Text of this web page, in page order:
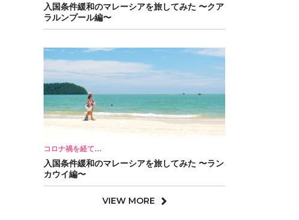
入国条件緩和のマレーシアを旅してみた 〜クア
ラルンプール編〜
コロナ禍を経て…
入国条件緩和のマレーシアを旅してみた 〜ラン
カウイ編〜
VIEW MORE